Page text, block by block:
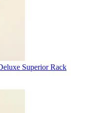
Superior Rack